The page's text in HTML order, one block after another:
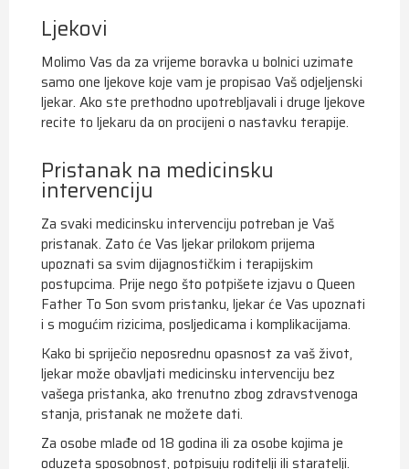
Ljekovi
Molimo Vas da za vrijeme boravka u bolnici uzimate
samo one ljekove koje vam je propisao Vaš odjeljenski
ljekar. Ako ste prethodno upotrebljavali i druge ljekove
recite to ljekaru da on procijeni o nastavku terapije.
Pristanak na medicinsku
intervenciju
Za svaki medicinsku intervenciju potreban je Vaš
pristanak. Zato će Vas ljekar prilokom prijema
upoznati sa svim dijagnostičkim i terapijskim
postupcima. Prije nego što potpišete izjavu o Queen
Father To Son svom pristanku, ljekar će Vas upoznati
i s mogućim rizicima, posljedicama i komplikacijama.
Kako bi spriječio neposrednu opasnost za vaš život,
ljekar može obavljati medicinsku intervenciju bez
vašega pristanka, ako trenutno zbog zdravstvenoga
stanja, pristanak ne možete dati.
Za osobe mlađe od 18 godina ili za osobe kojima je
oduzeta sposobnost, potpisuju roditelji ili staratelji.